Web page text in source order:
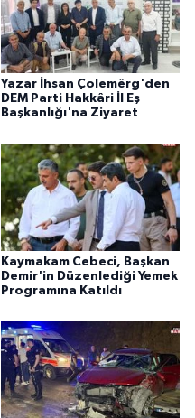
Yazar İhsan Çolemêrg'den
DEM Parti Hakkâri İl Eş
Başkanlığı'na Ziyaret
Kaymakam Cebeci, Başkan
Demir'in Düzenlediği Yemek
Programına Katıldı